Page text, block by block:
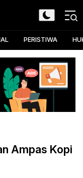
PERISTIWA
Ampas Kopi